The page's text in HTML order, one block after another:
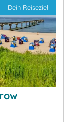
Dein Reiseziel